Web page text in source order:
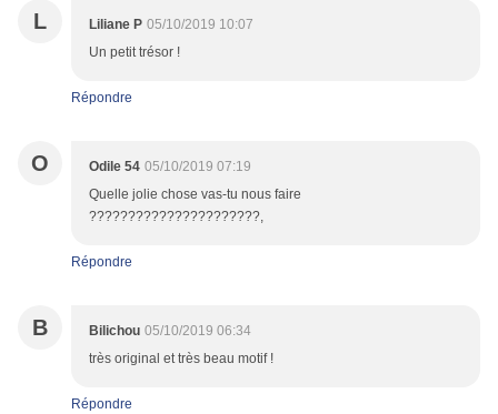
L Liliane P 05/10/2019 10:07
Un petit trésor !
Répondre
O Odile 54 05/10/2019 07:19
Quelle jolie chose vas-tu nous faire
??????????????????????,
Répondre
B Bilichou 05/10/2019 06:34
très original et très beau motif !
Répondre